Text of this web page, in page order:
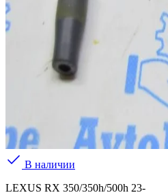
В наличии
LEXUS RX 350/350h/500h 23-